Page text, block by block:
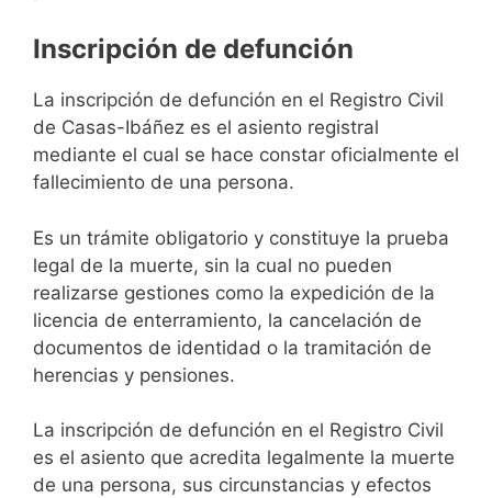
Inscripción de defunción
La inscripción de defunción en el Registro Civil
de Casas-Ibáñez es el asiento registral
mediante el cual se hace constar oficialmente el
fallecimiento de una persona.
Es un trámite obligatorio y constituye la prueba
legal de la muerte, sin la cual no pueden
realizarse gestiones como la expedición de la
licencia de enterramiento, la cancelación de
documentos de identidad o la tramitación de
herencias y pensiones.
La inscripción de defunción en el Registro Civil
es el asiento que acredita legalmente la muerte
de una persona, sus circunstancias y efectos